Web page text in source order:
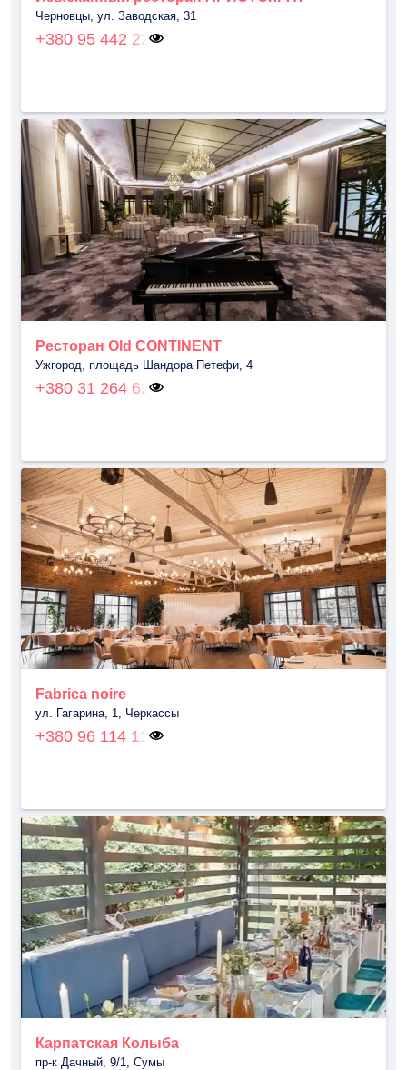
Черновцы, ул. Заводская, 31
+380 95 442 22
Ресторан Old CONTINENT
Ужгород, площадь Шандора Петефи, 4
+380 31 264 62
Fabrica noire
ул. Гагарина, 1, Черкассы
+380 96 114 11
Карпатская Колыба
пр-к Дачный, 9/1, Сумы